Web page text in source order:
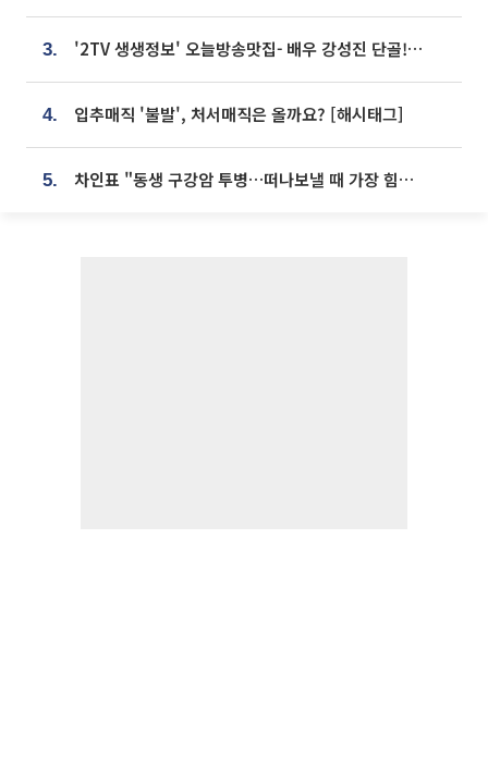
3. '2TV 생생정보' 오늘방송맛집- 배우 강성진 단골! 쌀국수ㆍ푸팟퐁 커리 맛집 '블○○○'
4. 입추매직 '불발', 처서매직은 올까요? [해시태그]
5. 차인표 "동생 구강암 투병…떠나보낼 때 가장 힘들었다”